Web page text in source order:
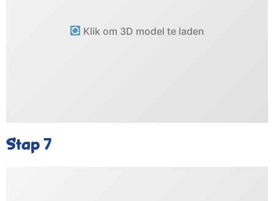
Klik om 3D model te laden
Stap 7